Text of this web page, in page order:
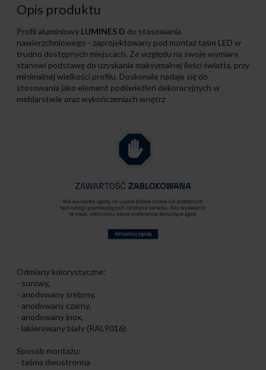
Opis produktu
Profil aluminiowy LUMINES D do stosowania
nawierzchniowego - zaprojektowany pod montaż taśm LED w
trudno dostępnych miejscach. Ze względu na swoje wymiary,
stanowi podstawę do uzyskania maksymalnej ilości światła, przy
minimalnej wielkości profilu. Doskonale nadaje się do
stosowania jako element podświetleń dekoracyjnych w
meblarstwie oraz wykończeniach wnętrz
Odmiany kolorystyczne:
- surowy,
- anodowany srebrny,
- anodowany czarny,
- anodowany inox,
- lakierowany biały (RAL9016)
Sposób montażu:
- taśma dwustronna